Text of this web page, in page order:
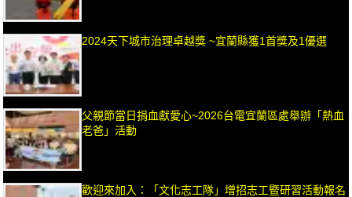
2024天下城市治理卓越獎 ~宜蘭縣獲1首獎及1優選
父親節當日捐血獻愛心~2026台電宜蘭區處舉辦「熱血
老爸」活動
歡迎來加入：「文化志工隊」增招志工暨研習活動報名